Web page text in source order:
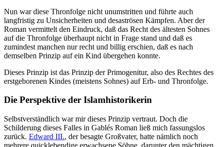
Nun war diese Thronfolge nicht unumstritten und führte auch
langfristig zu Unsicherheiten und desaströsen Kämpfen. Aber der
Roman vermittelt den Eindruck, daß das Recht des ältesten Sohnes
auf die Thronfolge überhaupt nicht in Frage stand und daß es
zumindest manchen nur recht und billig erschien, daß es nach
demselben Prinzip auf ein Kind übergehen konnte.
Dieses Prinzip ist das Prinzip der Primogenitur, also des Rechtes des
erstgeborenen Kindes (meistens Sohnes) auf Erb- und Thronfolge.
Die Perspektive der Islamhistorikerin
Selbstverständlich war mir dieses Prinzip vertraut. Doch die
Schilderung dieses Falles in Gablés Roman ließ mich fassungslos
zurück. Edward III., der besagte Großvater, hatte nämlich noch
mehrere quicklebendige erwachsene Söhne, darunter den mächtigen